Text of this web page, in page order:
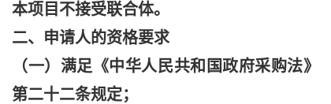
本项目不接受联合体。
二、申请人的资格要求
（一）满足《中华人民共和国政府采购法》
第二十二条规定；